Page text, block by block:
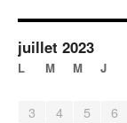
juillet 2023
L M M J
3
4 5 6